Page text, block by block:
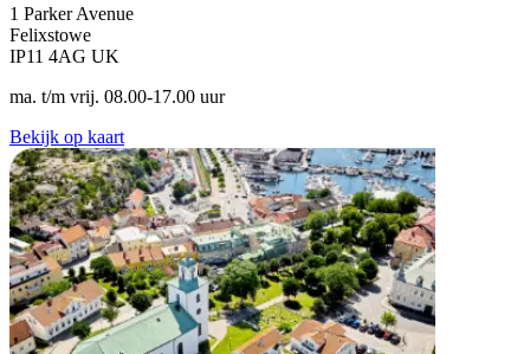
1 Parker Avenue
Felixstowe
IP11 4AG UK
ma. t/m vrij. 08.00-17.00 uur
Bekijk op kaart